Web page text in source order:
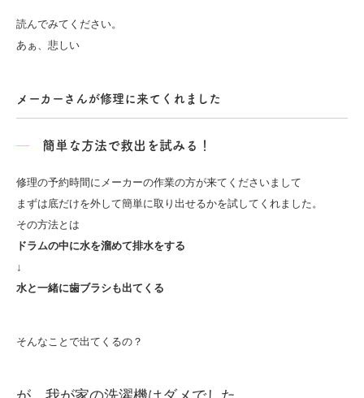
読んでみてください。
あぁ、悲しい
メーカーさんが修理に来てくれました
簡単な方法で救出を試みる！
修理の予約時間にメーカーの作業の方が来てくださいまして
まずは底だけを外して簡単に取り出せるかを試してくれました。
その方法とは
ドラムの中に水を溜めて排水をする
↓
水と一緒に歯ブラシも出てくる
そんなことで出てくるの？